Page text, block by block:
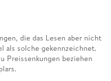
die das Lesen aber nicht
als solche gekennzeichnet.
Preissenkungen beziehen